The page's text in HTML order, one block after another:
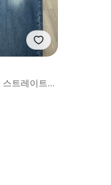
트레이트핏